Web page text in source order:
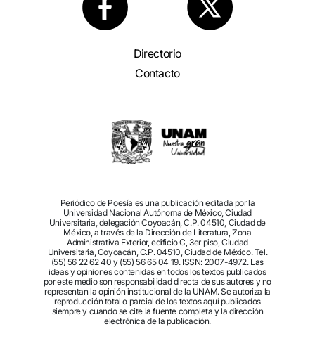
Directorio
Contacto
Periódico de Poesía es una publicación editada por la
Universidad Nacional Autónoma de México, Ciudad
Universitaria, delegación Coyoacán, C.P. 04510, Ciudad de
México, a través de la Dirección de Literatura, Zona
Administrativa Exterior, edificio C, 3er piso, Ciudad
Universitaria, Coyoacán, C.P. 04510, Ciudad de México. Tel.
(55) 56 22 62 40 y (55) 56 65 04 19. ISSN: 2007-4972. Las
ideas y opiniones contenidas en todos los textos publicados
por este medio son responsabilidad directa de sus autores y no
representan la opinión institucional de la UNAM. Se autoriza la
reproducción total o parcial de los textos aquí publicados
siempre y cuando se cite la fuente completa y la dirección
electrónica de la publicación.